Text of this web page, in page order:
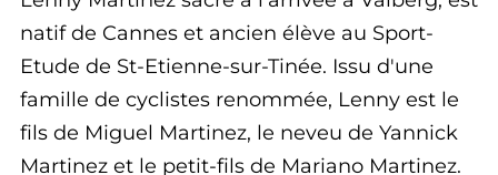
natif de Cannes et ancien élève au Sport-
Etude de St-Etienne-sur-Tinée. Issu d'une
famille de cyclistes renommée, Lenny est le
fils de Miguel Martinez, le neveu de Yannick
Martinez et le petit-fils de Mariano Martinez.